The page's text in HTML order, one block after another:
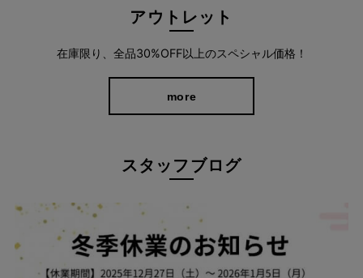
「暖かいけど動きづらいパンツ」にお困りの方にこそ試していた
ッチが、どんな動きにも自然にフィット。
アウトレット
在庫限り、全品30%OFF以上のスペシャル価格！
more
スタッフブログ